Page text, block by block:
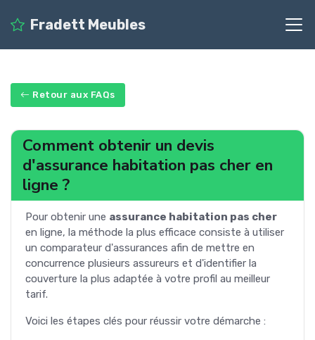
Fradett Meubles
Retour aux FAQs
Comment obtenir un devis
d'assurance habitation pas cher en
ligne ?
Pour obtenir une assurance habitation pas cher
en ligne, la méthode la plus efficace consiste à utiliser
un comparateur d'assurances afin de mettre en
concurrence plusieurs assureurs et d'identifier la
couverture la plus adaptée à votre profil au meilleur
tarif.
Voici les étapes clés pour réussir votre démarche :